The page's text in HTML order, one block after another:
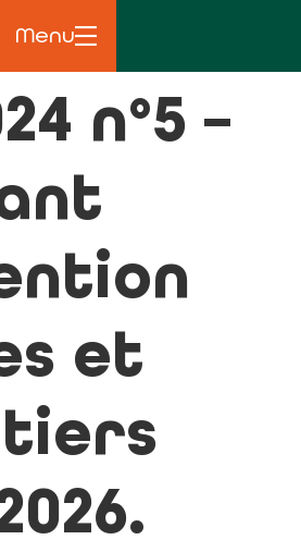
Menu
n°5 –
et